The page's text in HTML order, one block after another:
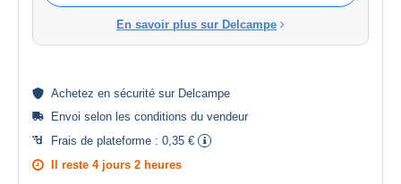
En savoir plus sur Delcampe
Achetez en sécurité sur Delcampe
Envoi selon les conditions du vendeur
Frais de plateforme : 0,35 €
Il reste 4 jours 2 heures